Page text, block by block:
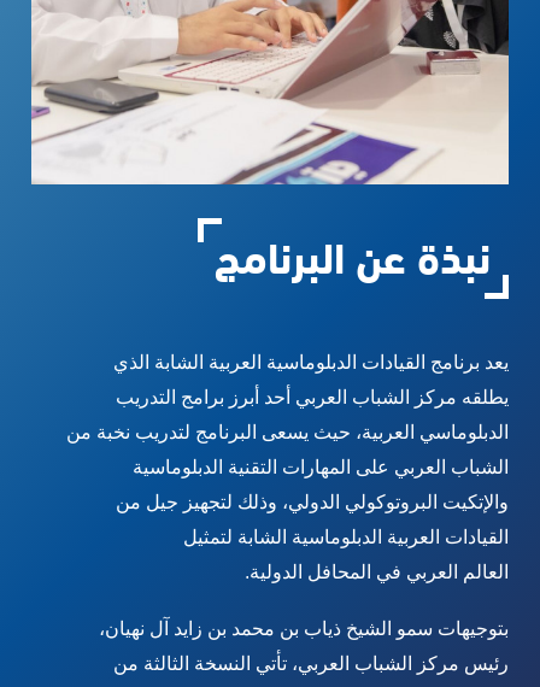
نبذة عن البرنامج
يعد برنامج القيادات الدبلوماسية العربية الشابة الذي
يطلقه مركز الشباب العربي أحد أبرز برامج التدريب
الدبلوماسي العربية، حيث يسعى البرنامج لتدريب نخبة من
الشباب العربي على المهارات التقنية الدبلوماسية
والإتكيت البروتوكولي الدولي، وذلك لتجهيز جيل من
القيادات العربية الدبلوماسية الشابة لتمثيل
العالم العربي في المحافل الدولية.
بتوجيهات سمو الشيخ ذياب بن محمد بن زايد آل نهيان،
رئيس مركز الشباب العربي، تأتي النسخة الثالثة من